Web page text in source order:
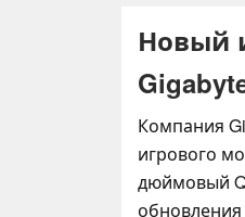
Новый
Компания
игрового
дюймовый
обновления